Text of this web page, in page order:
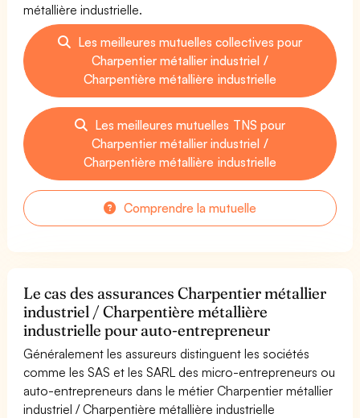
métallière industrielle.
Les meilleures mutuelles collectives pour
Charpentier métallier industriel /
Charpentière métallière industrielle
Les meilleures mutuelles TNS pour
Charpentier métallier industriel /
Charpentière métallière industrielle
Comprendre la mutuelle
Le cas des assurances Charpentier métallier
industriel / Charpentière métallière
industrielle pour auto-entrepreneur
Généralement les assureurs distinguent les sociétés
comme les SAS et les SARL des micro-entrepreneurs ou
auto-entrepreneurs dans le métier Charpentier métallier
industriel / Charpentière métallière industrielle